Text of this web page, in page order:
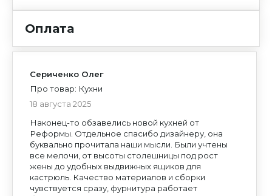
Оплата
Сериченко Олег
Про товар: Кухни
18 августа 2025
Наконец-то обзавелись новой кухней от
Реформы. Отдельное спасибо дизайнеру, она
буквально прочитала наши мысли. Были учтены
все мелочи, от высоты столешницы под рост
жены до удобных выдвижных ящиков для
кастрюль. Качество материалов и сборки
чувствуется сразу, фурнитура работает
Москва